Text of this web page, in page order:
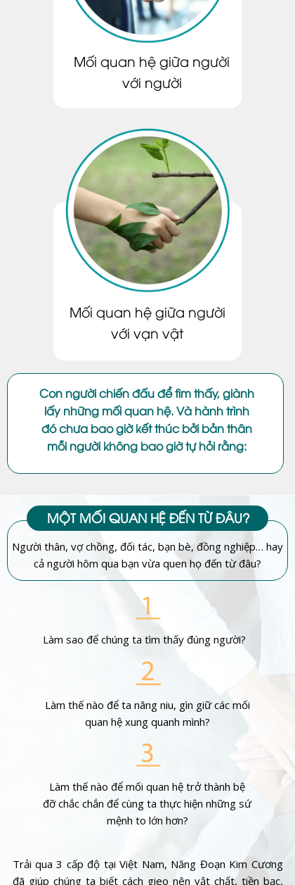
Con người chiến đấu để tìm thấy, giành
lấy những mối quan hệ. Và hành trình
đó chưa bao giờ kết thúc bởi bản thân
mỗi người không bao giờ tự hỏi rằng:
Mối quan hệ giữa người
với người
Mối quan hệ giữa người
với vạn vật
Làm sao để chúng ta tìm thấy đúng người?
Làm thế nào để ta nâng niu, gìn giữ các mối
quan hệ xung quanh mình?
Làm thế nào để mối quan hệ trở thành bệ
đỡ chắc chắn để cùng ta thực hiện những sứ
mệnh to lớn hơn?
Trải qua 3 cấp độ tại Việt Nam, Năng Đoạn Kim Cương
đã giúp chúng ta biết cách gieo nên vật chất, tiền bạc,
MỘT MỐI QUAN HỆ ĐẾN TỪ ĐÂU?
Người thân, vợ chồng, đối tác, bạn bè, đồng nghiệp… hay
cả người hôm qua bạn vừa quen họ đến từ đâu?